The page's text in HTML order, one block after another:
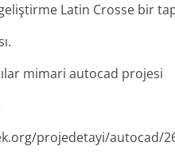
Latin Crosse bir
mimari autocad projesi
projedetayi/autocad/